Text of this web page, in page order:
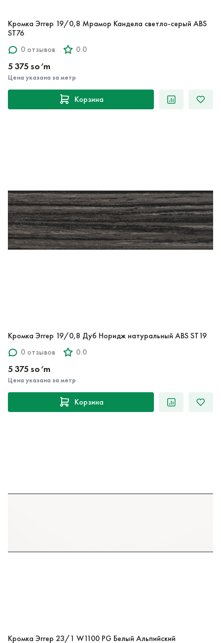
Кромка Эггер 19/0,8 Мрамор Кандела светло-серый ABS
ST76
0 отзывов
0.0
5 375 so‘m
Цена указана за метр
Корзина
Кромка Эггер 19/0,8 Дуб Норидж натуральный ABS ST19
0 отзывов
0.0
5 375 so‘m
Цена указана за метр
Корзина
Кромка Эггер 23/1 W1100 PG Белый Альпийский